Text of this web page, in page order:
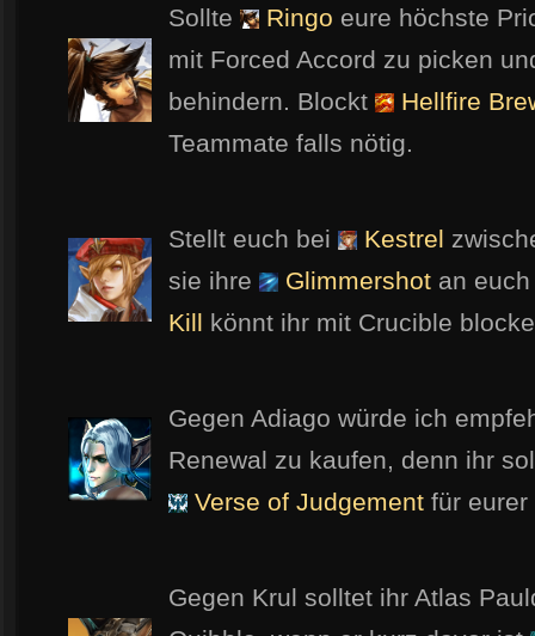
Sollte Ringo eure höchste
mit Forced Accord zu picken
behindern. Blockt
Hellfire
Teammate falls nötig.
Stellt euch bei Kestrel
sie ihre
Glimmershot an
Kill könnt ihr mit Crucible
Gegen Adiago würde ich
Renewal zu kaufen, denn ihr
Verse of Judgement für eurer
Gegen Krul solltet ihr Atlas